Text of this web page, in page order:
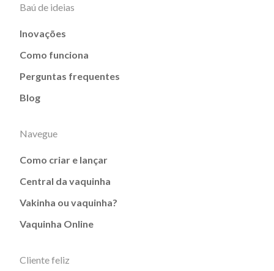
Baú de ideias
Inovações
Como funciona
Perguntas frequentes
Blog
Navegue
Como criar e lançar
Central da vaquinha
Vakinha ou vaquinha?
Vaquinha Online
Cliente feliz